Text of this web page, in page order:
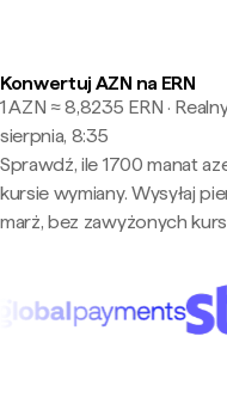
Konwertuj AZN na ERN
1 AZN ≈ 8,8235 ERN ·
sierpnia, 8:35
Sprawdź, ile 1700 manat
kursie wymiany. Wysyłaj
marż, bez zawyżonych